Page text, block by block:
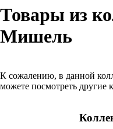
Товары из
Мишель
К сожалению, в данной
можете посмотреть другие